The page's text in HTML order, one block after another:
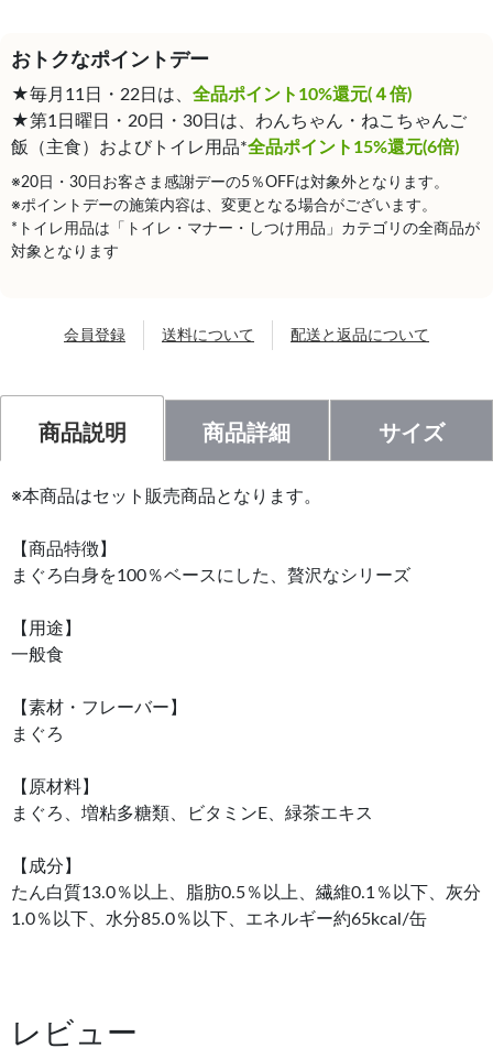
おトクなポイントデー
★毎月11日・22日は、 全品ポイント10%還元(４倍)
★第1日曜日・20日・30日は、わんちゃん・ねこちゃんご
飯（主食）およびトイレ用品*全品ポイント15%還元(6倍)
※20日・30日お客さま感謝デーの5％OFFは対象外となります。
※ポイントデーの施策内容は、変更となる場合がございます。
*トイレ用品は「トイレ・マナー・しつけ用品」カテゴリの全商品が
対象となります
会員登録 送料について 配送と返品について
商品説明 商品詳細 サイズ
※本商品はセット販売商品となります。
【商品特徴】
まぐろ白身を100％ベースにした、贅沢なシリーズ
【用途】
一般食
【素材・フレーバー】
まぐろ
【原材料】
まぐろ、増粘多糖類、ビタミンE、緑茶エキス
【成分】
たん白質13.0％以上、脂肪0.5％以上、繊維0.1％以下、灰分
1.0％以下、水分85.0％以下、エネルギー約65kcal/缶
レビュー